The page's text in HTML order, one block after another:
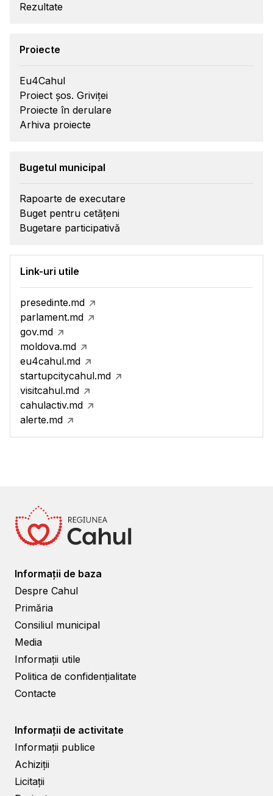
Rezultate
Proiecte
Eu4Cahul
Proiect șos. Griviței
Proiecte în derulare
Arhiva proiecte
Bugetul municipal
Rapoarte de executare
Buget pentru cetățeni
Bugetare participativă
Link-uri utile
presedinte.md
parlament.md
gov.md
moldova.md
eu4cahul.md
startupcitycahul.md
visitcahul.md
cahulactiv.md
alerte.md
Informații de baza
Despre Cahul
Primăria
Consiliul municipal
Media
Informații utile
Politica de confidențialitate
Contacte
Informații de activitate
Informații publice
Achiziții
Licitații